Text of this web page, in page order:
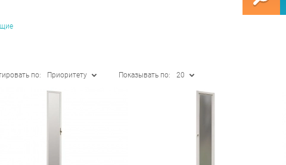
по: Приоритету Показывать по: 20